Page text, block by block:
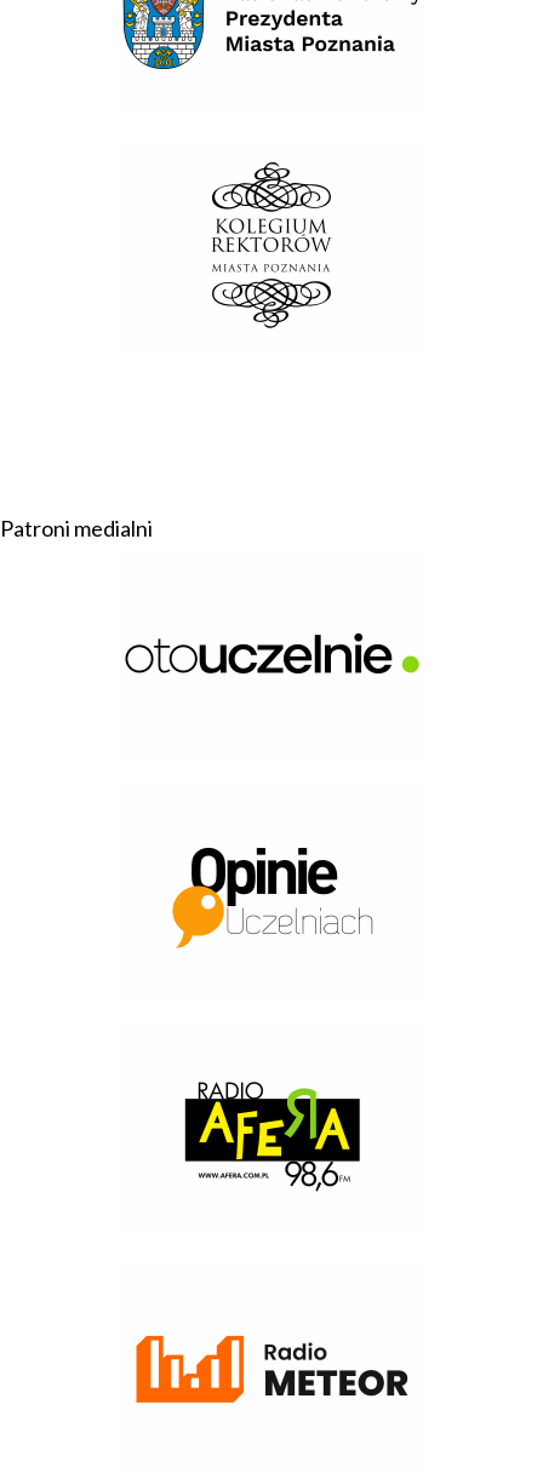
Patroni medialni